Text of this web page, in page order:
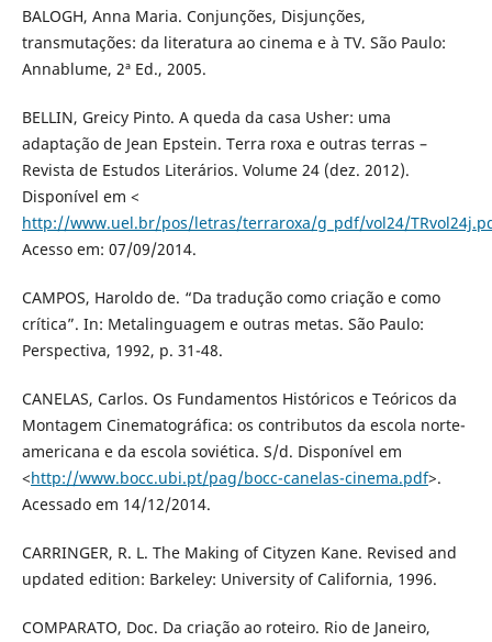
BALOGH, Anna Maria. Conjunções, Disjunções,
transmutações: da literatura ao cinema e à TV. São Paulo:
Annablume, 2ª Ed., 2005.
BELLIN, Greicy Pinto. A queda da casa Usher: uma
adaptação de Jean Epstein. Terra roxa e outras terras –
Revista de Estudos Literários. Volume 24 (dez. 2012).
Disponível em <
http://www.uel.br/pos/letras/terraroxa/g_pdf/vol24/
Acesso em: 07/09/2014.
CAMPOS, Haroldo de. “Da tradução como criação e como
crítica”. In: Metalinguagem e outras metas. São Paulo:
Perspectiva, 1992, p. 31-48.
CANELAS, Carlos. Os Fundamentos Históricos e Teóricos da
Montagem Cinematográfica: os contributos da escola norte-
americana e da escola soviética. S/d. Disponível em
<http://www.bocc.ubi.pt/pag/bocc-canelas-cinema.pdf>.
Acessado em 14/12/2014.
CARRINGER, R. L. The Making of Cityzen Kane. Revised and
updated edition: Barkeley: University of California, 1996.
COMPARATO, Doc. Da criação ao roteiro. Rio de Janeiro,